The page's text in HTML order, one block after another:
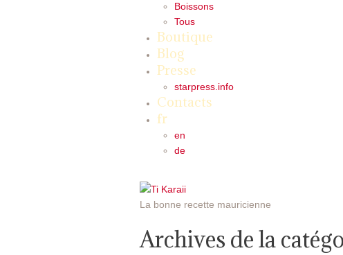
Boissons
Tous
Boutique
Blog
Presse
starpress.info
Contacts
fr
en
de
La bonne recette mauricienne
Archives de la